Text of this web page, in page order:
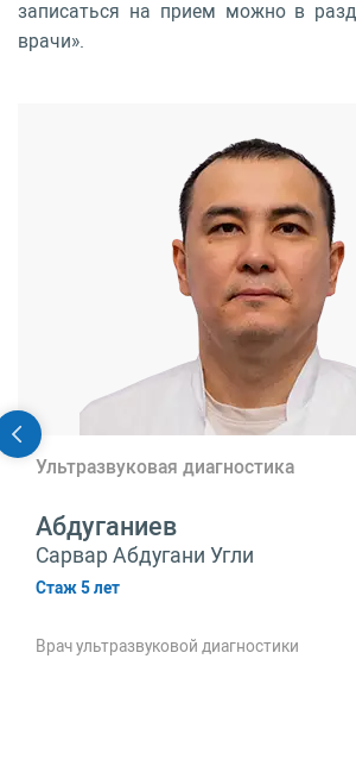
записаться на прием можно в
врачи».
Ультразвуковая диагностика
Абдуганиев
Сарвар Абдугани Угли
Стаж 5 лет
Врач ультразвуковой диагностики